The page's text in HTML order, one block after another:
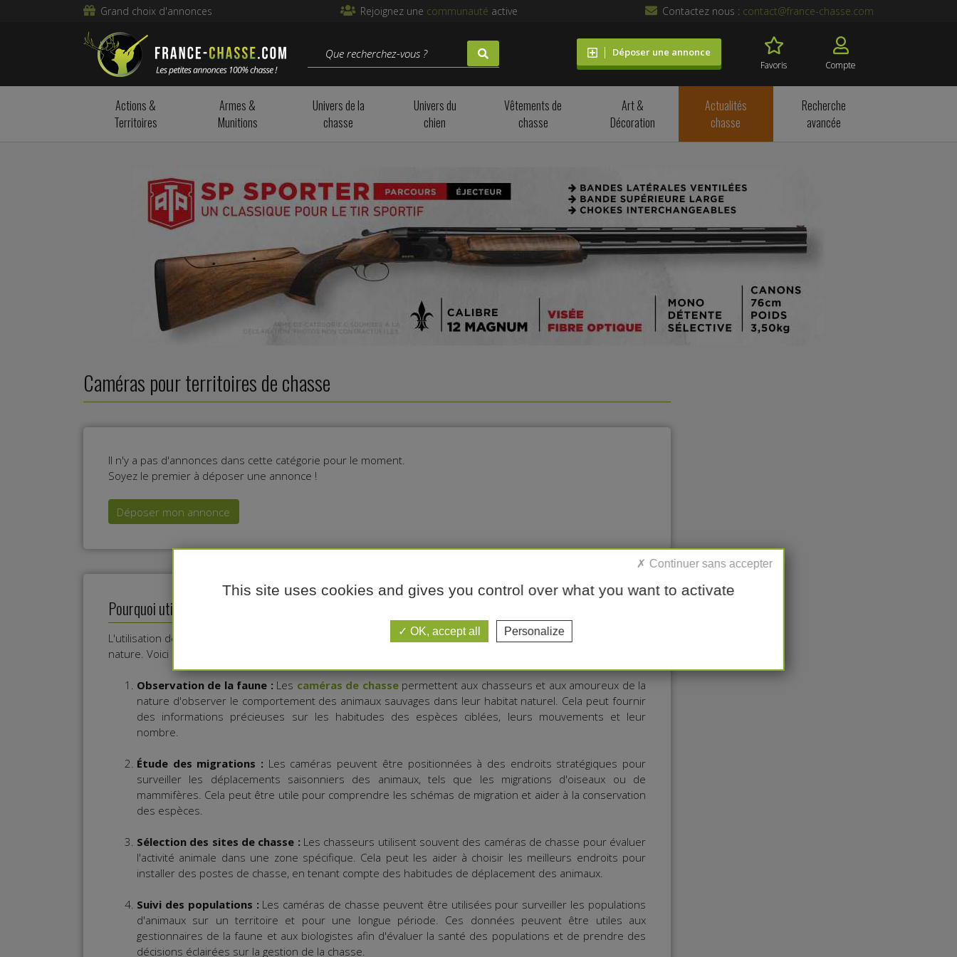
Grand choix d'annonces Rejoignez une communauté active Contactez nous : contact@france-chasse.com
Déposer une annonce
Favoris Compte
Actions &
Territoires
Armes &
Munitions
Univers de la
chasse
Univers du
chien
Vêtements de
chasse
Art &
Décoration
Actualités
chasse
Recherche
avancée
Caméras pour territoires de chasse
Il n'y a pas d'annonces dans cette catégorie pour le moment.
Soyez le premier à déposer une annonce !
Déposer mon annonce
Pourquoi utiliser des caméras sur son territoire de chasse ?
L'utilisation de caméras de chasse est courante dans le domaine de la chasse et de l'observation de la
nature. Voici quelques raisons pour lesquelles ces caméras sont utilisées sur les territoires de chasse :
Observation de la faune : Les caméras de chassepermettent aux chasseurs et aux amoureux de la
nature d'observer le comportement des animaux sauvages dans leur habitat naturel. Cela peut fournir
des informations précieuses sur les habitudes des espèces ciblées, leurs mouvements et leur
nombre.
Étude des migrations : Les caméras peuvent être positionnées à des endroits stratégiques pour
surveiller les déplacements saisonniers des animaux, tels que les migrations d'oiseaux ou de
mammifères. Cela peut être utile pour comprendre les schémas de migration et aider à la conservation
des espèces.
Sélection des sites de chasse : Les chasseurs utilisent souvent des caméras de chasse pour évaluer
l'activité animale dans une zone spécifique. Cela peut les aider à choisir les meilleurs endroits pour
installer des postes de chasse, en tenant compte des habitudes de déplacement des animaux.
Suivi des populations : Les caméras de chasse peuvent être utilisées pour surveiller les populations
d'animaux sur un territoire et pour une longue période. Ces données peuvent être utiles aux
gestionnaires de la faune et aux biologistes afin d'évaluer la santé des populations et de prendre des
décisions éclairées sur la gestion de la chasse.
This site uses cookies and gives you control over what you want to activate
OK, accept all Personalize